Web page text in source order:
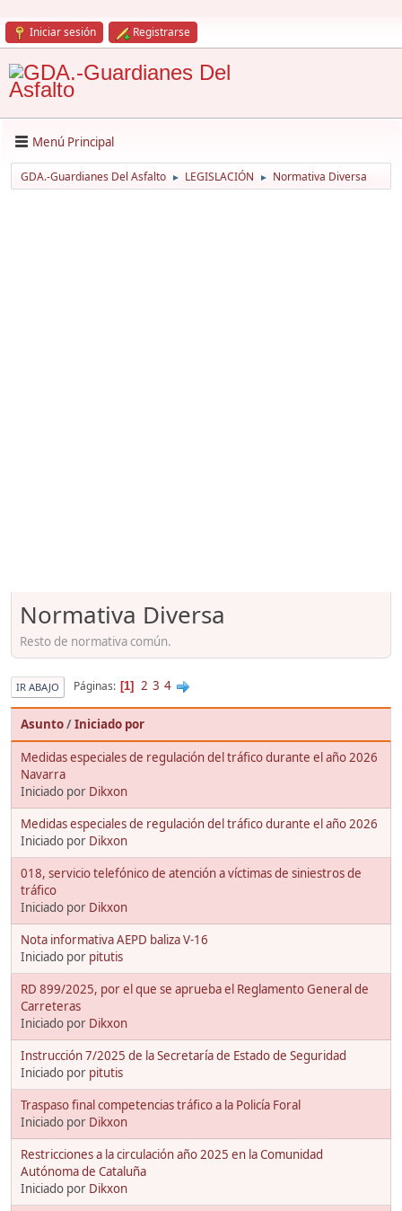
Iniciar sesión Registrarse
Menú Principal
GDA.-Guardianes Del Asfalto ► LEGISLACIÓN ► Normativa Diversa
Normativa Diversa
Resto de normativa común.
IR ABAJO Páginas 1 2 3 4
Asunto/Iniciado por
Medidas especiales de regulación del tráfico durante el año 2026
Navarra
Iniciado por Dikxon
Medidas especiales de regulación del tráfico durante el año 2026
Iniciado por Dikxon
018, servicio telefónico de atención a víctimas de siniestros de
tráfico
Iniciado por Dikxon
Nota informativa AEPD baliza V-16
Iniciado por pitutis
RD 899/2025, por el que se aprueba el Reglamento General de
Carreteras
Iniciado por Dikxon
Instrucción 7/2025 de la Secretaría de Estado de Seguridad
Iniciado por pitutis
Traspaso final competencias tráfico a la Policía Foral
Iniciado por Dikxon
Restricciones a la circulación año 2025 en la Comunidad
Autónoma de Cataluña
Iniciado por Dikxon